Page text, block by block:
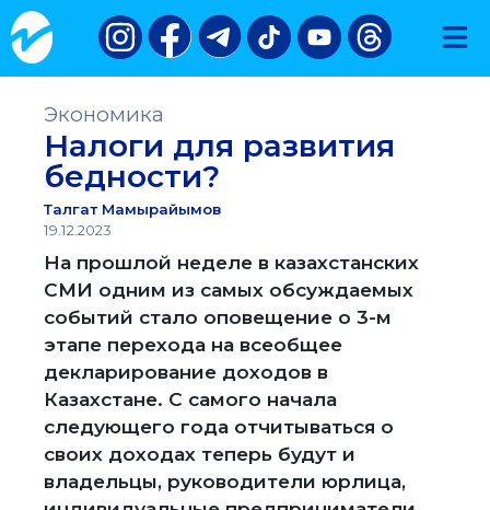
Экономика
Налоги для развития
бедности?
Талгат Мамырайымов
19.12.2023
На прошлой неделе в казахстанских
СМИ одним из самых обсуждаемых
событий стало оповещение о 3-м
этапе перехода на всеобщее
декларирование доходов в
Казахстане. С самого начала
следующего года отчитываться о
своих доходах теперь будут и
владельцы, руководители юрлица,